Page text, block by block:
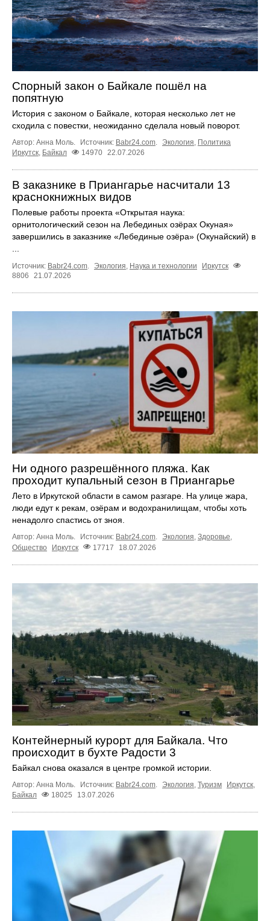
Спорный закон о Байкале пошёл на
попятную
История с законом о Байкале, которая несколько лет не
сходила с повестки, неожиданно сделала новый поворот.
Автор: Анна Моль. Источник: Babr24.com Экология Политика
Иркутск Байкал 14970 22.07.2026
В заказнике в Приангарье насчитали 13
краснокнижных видов
Полевые работы проекта «Открытая наука:
орнитологический сезон на Лебединых озёрах Окуная»
завершились в заказнике «Лебединые озёра» (Окунайский) в
Источник: Babr24.com. Экология, Наука и технологии
Иркутск
8806
21.07.2026
Ни одного разрешённого пляжа. Как
проходит купальный сезон в Приангарье
Лето в Иркутской области в самом разгаре. На улице жара,
люди едут к рекам, озёрам и водохранилищам, чтобы хоть
ненадолго спастись от зноя.
Автор: Анна Моль. Источник: Babr24.com. Экология, Здоровье,
Общество
Иркутск 17717 18.07.2026
Контейнерный курорт для Байкала. Что
происходит в бухте Радости 3
Байкал снова оказался в центре громкой истории.
Автор: Анна Моль. Источник: Babr24.com. Экология, Туризм Иркутск,
Байкал
18025 13.07.2026